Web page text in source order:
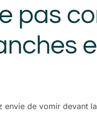
pas
de vomir devant